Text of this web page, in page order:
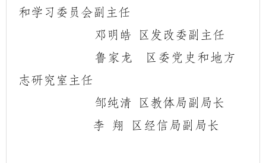
和学习委员会副主任
邓明皓
区发改委副主任
鲁家龙
区委党史和地方
志研究室主任
邹纯清
区教体局副局长
李
翔 区经信局副局长